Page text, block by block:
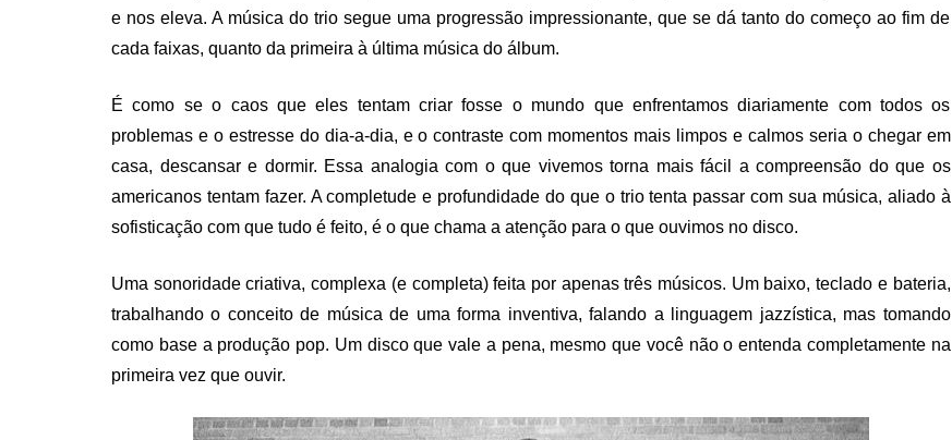
e nos eleva. A música do trio segue uma progressão impressionante, que se dá tanto do começo ao fim de
cada faixas, quanto da primeira à última música do álbum.
É como se o caos que eles tentam criar fosse o mundo que enfrentamos diariamente com todos os
problemas e o estresse do dia-a-dia, e o contraste com momentos mais limpos e calmos seria o chegar em
casa, descansar e dormir. Essa analogia com o que vivemos torna mais fácil a compreensão do que os
americanos tentam fazer. A completude e profundidade do que o trio tenta passar com sua música, aliado à
sofisticação com que tudo é feito, é o que chama a atenção para o que ouvimos no disco.
Uma sonoridade criativa, complexa (e completa) feita por apenas três músicos. Um baixo, teclado e bateria,
trabalhando o conceito de música de uma forma inventiva, falando a linguagem jazzística, mas tomando
como base a produção pop. Um disco que vale a pena, mesmo que você não o entenda completamente na
primeira vez que ouvir.